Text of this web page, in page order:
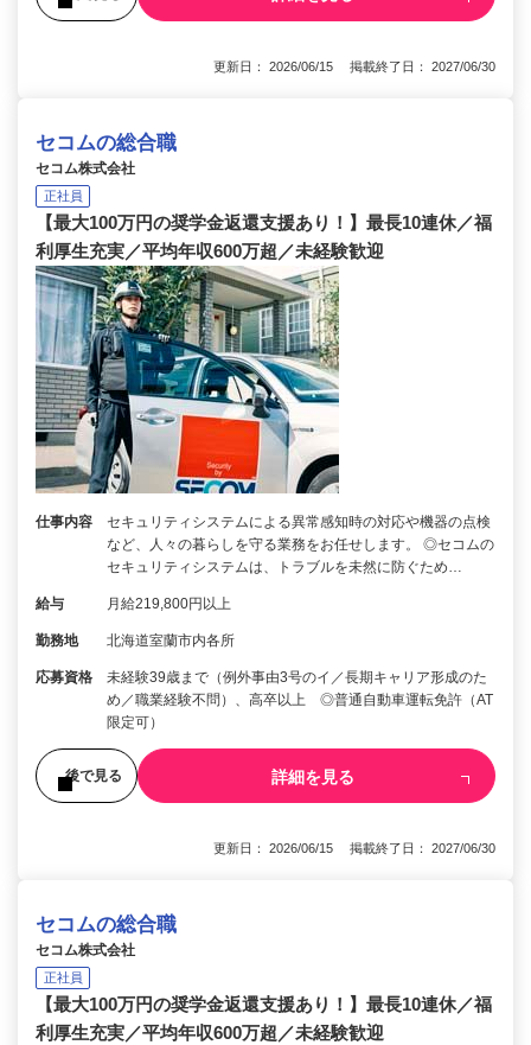
更新日： 2026/06/15 掲載終了日： 2027/06/30
セコムの総合職
セコム株式会社
正社員
【最大100万円の奨学金返還支援あり！】最長10連休／福
利厚生充実／平均年収600万超／未経験歓迎
仕事内容
セキュリティシステムによる異常感知時の対応や機器の点検
など、人々の暮らしを守る業務をお任せします。 ◎セコムの
セキュリティシステムは、トラブルを未然に防ぐため…
給与 月給219,800円以上
勤務地 北海道室蘭市内各所
応募資格
未経験39歳まで（例外事由3号のイ／長期キャリア形成のた
め／職業経験不問）、高卒以上 ◎普通自動車運転免許（AT
限定可）
後で見る 詳細を見る
更新日： 2026/06/15 掲載終了日： 2027/06/30
セコムの総合職
セコム株式会社
正社員
【最大100万円の奨学金返還支援あり！】最長10連休／福
利厚生充実／平均年収600万超／未経験歓迎